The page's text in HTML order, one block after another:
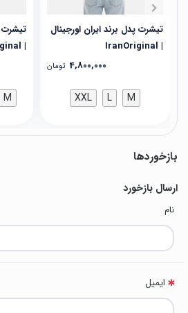
تیشرت پدل برند ایران اورجینال
| IranOriginal
4,800,000 تومان
M
L
XXL
تیشرت
| IranOriginal
M
بازخوردها
ارسال بازخورد
نام
ایمیل